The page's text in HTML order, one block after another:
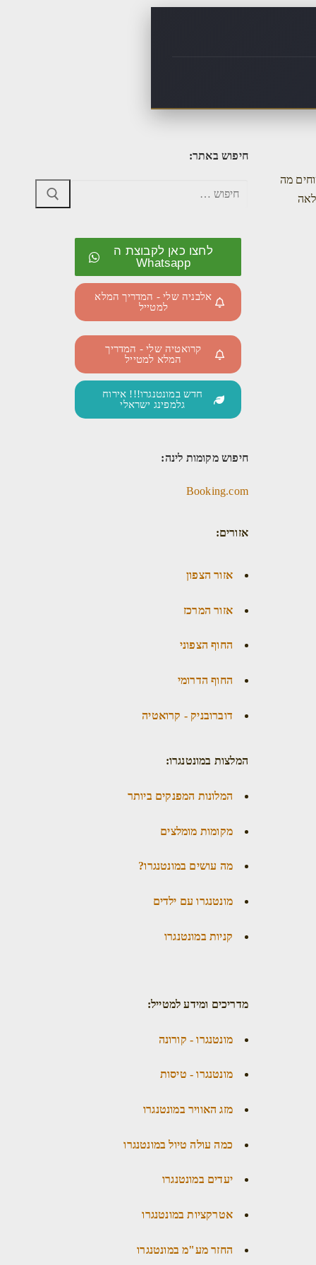
מה
חיפוש באתר:
לחצו כאן לקבוצת ה
Whatsapp
אלבניה שלי - המדריך המלא
למטייל
קרואטיה שלי - המדריך
המלא למטייל
חדש במונטנגרו!!! אירוח
גלמפינג ישראלי
חיפוש מקומות לינה:
Booking.com
אזורים:
אזור הצפון
אזור המרכז
החוף הצפוני
החוף הדרומי
דוברובניק - קרואטיה
המלצות במונטנגרו:
המלונות המפנקים ביותר
מקומות מומלצים
מה עושים במונטנגרו?
מונטנגרו עם ילדים
קניות במונטנגרו
מדריכים ומידע למטייל:
מונטנגרו - קורונה
מונטנגרו - טיסות
מזג האוויר במונטנגרו
כמה עולה טיול במונטנגרו
יעדים במונטנגרו
אטרקציות במונטנגרו
החזר מע"מ במונטנגרו